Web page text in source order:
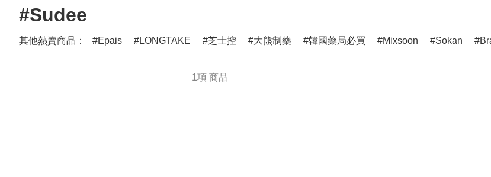
#Sudee
其他熱賣商品： Epais LONGTAKE 芝士控 大熊制藥 韓國藥局必買 Mixsoon Sokan
1項 商品